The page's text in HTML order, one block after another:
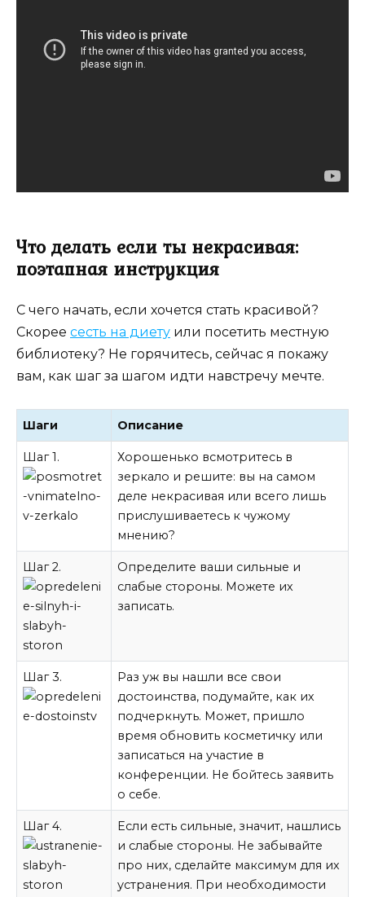
Что делать если ты некрасивая:
поэтапная инструкция
С чего начать, если хочется стать красивой?
Скорее сесть на диету или посетить местную
библиотеку? Не горячитесь, сейчас я покажу
вам, как шаг за шагом идти навстречу мечте.
Шаги Описание
Шаг 1.
Хорошенько всмотритесь в
зеркало и решите: вы на самом
деле некрасивая или всего лишь
прислушиваетесь к чужому
мнению?
Шаг 2.
Определите ваши сильные и
слабые стороны. Можете их
записать.
Шаг 3.
Раз уж вы нашли все свои
достоинства, подумайте, как их
подчеркнуть. Может, пришло
время обновить косметичку или
записаться на участие в
конференции. Не бойтесь заявить
о себе.
Шаг 4.
Если есть сильные, значит, нашлись
и слабые стороны. Не забывайте
про них, сделайте максимум для их
устранения. При необходимости